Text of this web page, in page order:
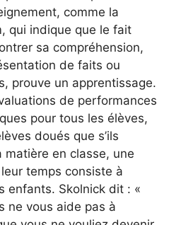
comme la
qui indique que le fait
sa compréhension,
de faits ou
prouve un apprentissage.
de performances
pour tous les élèves,
doués que s’ils
matière en classe, une
temps consiste à
enfants. Skolnick dit : «
ne vous aide pas à